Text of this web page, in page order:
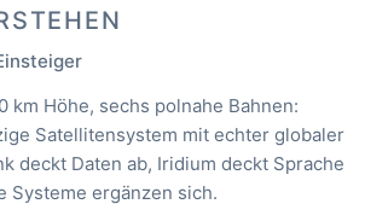
km Höhe, sechs polnahe Bahnen:
Satellitensystem mit echter globaler
deckt Daten ab, Iridium deckt Sprache
Systeme ergänzen sich.